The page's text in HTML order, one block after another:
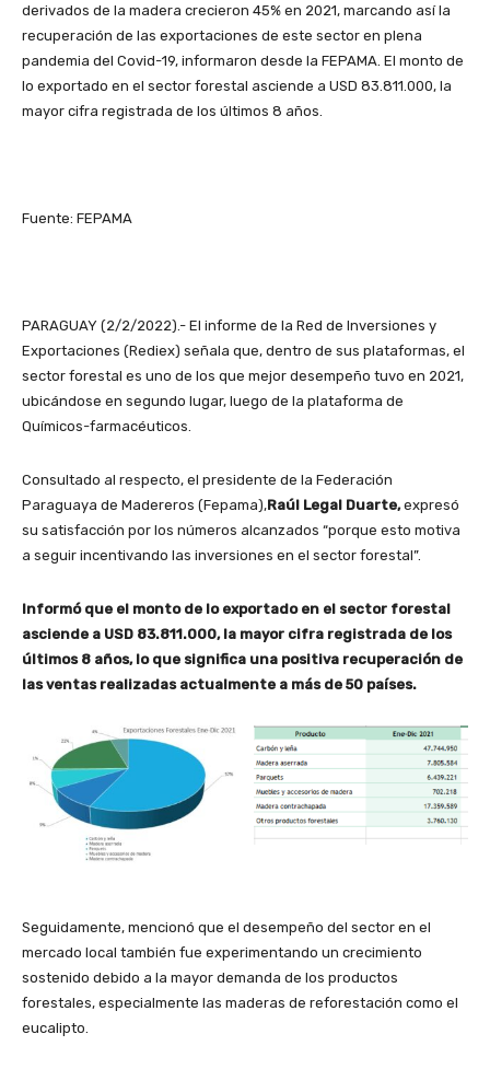
derivados de la madera crecieron 45% en 2021, marcando así la
recuperación de las exportaciones de este sector en plena
pandemia del Covid-19, informaron desde la FEPAMA. El monto de
lo exportado en el sector forestal asciende a USD 83.811.000, la
mayor cifra registrada de los últimos 8 años.
Fuente: FEPAMA
PARAGUAY (2/2/2022).- El informe de la Red de Inversiones y
Exportaciones (Rediex) señala que, dentro de sus plataformas, el
sector forestal es uno de los que mejor desempeño tuvo en 2021,
ubicándose en segundo lugar, luego de la plataforma de
Químicos-farmacéuticos.
Consultado al respecto, el presidente de la Federación
Paraguaya de Madereros (Fepama),Raúl Legal Duarte,expresó
su satisfacción por los números alcanzados “porque esto motiva
a seguir incentivando las inversiones en el sector forestal”.
Informó que el monto de lo exportado en el sector forestal
asciende a USD 83.811.000, la mayor cifra registrada de los
últimos 8 años, lo que significa una positiva recuperación de
las ventas realizadas actualmente a más de 50 países.
Seguidamente, mencionó que el desempeño del sector en el
mercado local también fue experimentando un crecimiento
sostenido debido a la mayor demanda de los productos
forestales, especialmente las maderas de reforestación como el
eucalipto.